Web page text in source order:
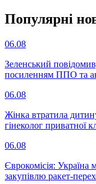
Популярнi
06.08
Зеленський
посиленням ППО та
06.08
Жінка втратила
гінеколог приватної
06.08
Єврокомісія:
закупівлю ракет-